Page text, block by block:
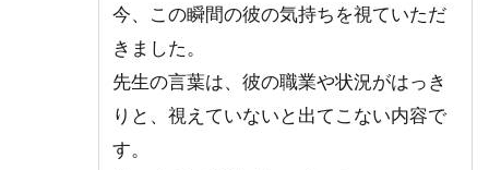
今、この瞬間の彼の気持ちを視ていただ
きました。
先生の言葉は、彼の職業や状況がはっき
りと、視えていないと出てこない内容で
す。